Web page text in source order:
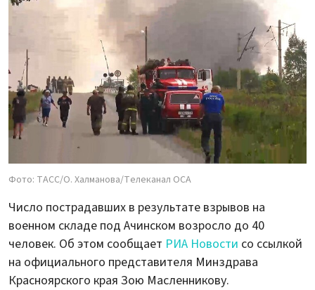
Фото: ТАСС/О. Халманова/Телеканал ОСА
Число пострадавших в результате взрывов на
военном складе под Ачинском возросло до 40
человек. Об этом сообщает РИА Новости со ссылкой
на официального представителя Минздрава
Красноярского края Зою Масленникову.